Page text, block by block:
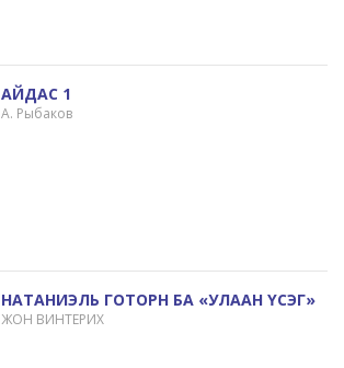
АЙДАС 1
А. Рыбаков
НАТАНИЭЛЬ ГОТОРН БА «УЛААН ҮСЭГ»
ЖОН ВИНТЕРИХ